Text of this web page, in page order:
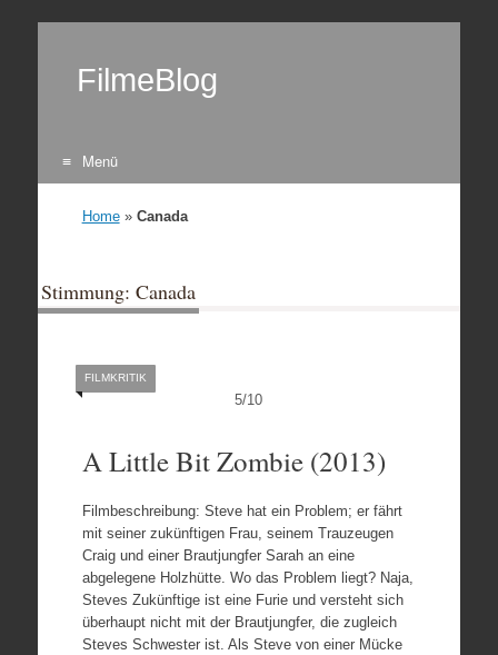
FilmeBlog
Menü
Home» Canada
Stimmung: Canada
5/10
FILMKRITIK
A Little Bit Zombie (2013)
Filmbeschreibung: Steve hat ein Problem; er fährt
mit seiner zukünftigen Frau, seinem Trauzeugen
Craig und einer Brautjungfer Sarah an eine
abgelegene Holzhütte. Wo das Problem liegt? Naja,
Steves Zukünftige ist eine Furie und versteht sich
überhaupt nicht mit der Brautjungfer, die zugleich
Steves Schwester ist. Als Steve von einer Mücke